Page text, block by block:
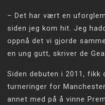
– Det har vært en
siden jeg kom hit. Jeg
oppnå det vi gjorde
en ung gutt, skriver de
Siden debuten i 2011, fikk
turneringer for
annet med på å vinne